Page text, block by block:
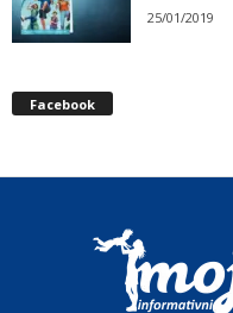
25/01/2019
Facebook